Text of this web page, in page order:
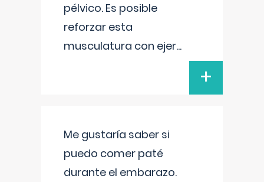
pélvico. Es posible
reforzar esta
musculatura con ejer...
+
Me gustaría saber si
puedo comer paté
durante el embarazo.